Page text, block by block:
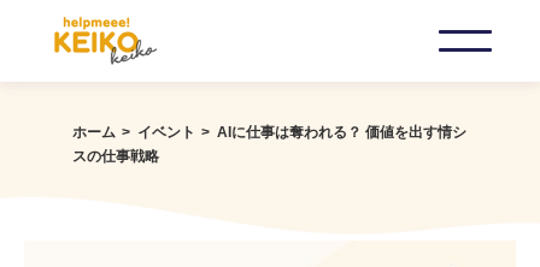
ホーム イベント
AIに仕事は奪われる？ 価値を出す情シ
スの仕事戦略